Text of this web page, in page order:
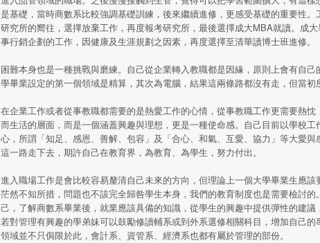
是基礎，當時商數系比較強調基礎訓練，後來繼續進修，更感受基礎的重要性
研究所的嚮往，選擇放棄工作，再度報考研究所，最後選擇成大MBA就讀。成
事行銷企劃的工作，因健康及生涯規劃之因素，再度選擇至清華讀博士班進修。
困難本身也是一種挑戰與磨練。自己從企業轉入教職都是因緣，原則上會有自
學畢業設定的第一個領域是精算，其次為電腦，結果這兩條路都沒有走，但當初
在企業工作或者從事教職都需要的是熱愛工作的心情，從事教職工作更需要熱
而生活的層面，而是一個涵蓋興趣與理想，更是一種使命感。自己目前以學校
心，所謂「知足、感恩、善解、包容」及「合心、和氣、互愛、協力」等大愛
這一路走下去，期許自己在教育界，為教育、為學生，努力付出。
進入職場工作是會比較容易釐清自己未來的方向，但理論上一個大學畢業生應
茫然不知所措，問題也不該完全歸咎學生本身，我們的教育制度也是需要檢討
己，了解商數系畢業後，就業應該具備的知識，從學生的興趣中提供彈性的建議
若對管理有興趣的學弟妹可以鼓勵修讀輔系或到外系選修相關科目，增加自己
領域並不只侷限於此，會計系、資管系、經濟系也都有屬於管理的部份。